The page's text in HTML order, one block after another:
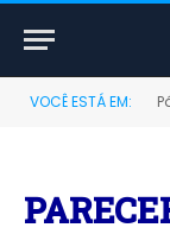
VOCÊ ESTÁ EM: